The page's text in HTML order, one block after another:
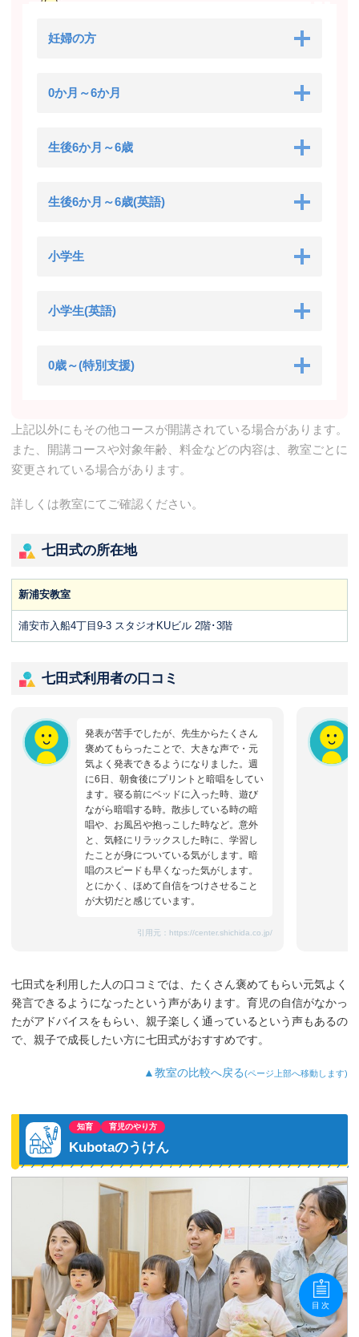
妊婦の方
0か月～6か月
生後6か月～6歳
生後6か月～6歳(英語)
小学生
小学生(英語)
0歳～(特別支援)
上記以外にもその他コースが開講されている場合があります。
また、開講コースや対象年齢、料金などの内容は、教室ごとに
変更されている場合があります。
詳しくは教室にてご確認ください。
七田式の所在地
新浦安教室
浦安市入船4丁目9-3 スタジオKUビル 2階･3階
七田式利用者の口コミ
発表が苦手でしたが、先生からたくさん
褒めてもらったことで、大きな声で・元
気よく発表できるようになりました。週
に6日、朝食後にプリントと暗唱をしてい
ます。寝る前にベッドに入った時、遊び
ながら暗唱する時。散歩している時の暗
唱や、お風呂や抱っこした時など。意外
と、気軽にリラックスした時に、学習し
たことが身についている気がします。暗
唱のスピードも早くなった気がします。
とにかく、ほめて自信をつけさせること
が大切だと感じています。
引用元： https://center.shichida.co.jp/
七田式を利用した人の口コミでは、たくさん褒めてもらい元気よく
発言できるようになったという声があります。育児の自信がなかっ
たがアドバイスをもらい、親子楽しく通っているという声もあるの
で、親子で成長したい方に七田式がおすすめです。
▲教室の比較へ戻る(ページ上部へ移動します)
知育 育児のやり方
Kubotaのうけん
目次